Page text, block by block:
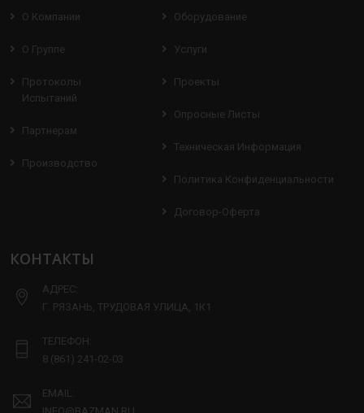
О Компании
О Группе
Протоколы
Испытаний
Партнерам
Производство
Оборудование
Услуги
Проекты
Опросные Листы
Техническая Информация
Политика Конфиденциальности
Договор-Оферта
КОНТАКТЫ
АДРЕС:
Г. РЯЗАНЬ, ТРУДОВАЯ УЛИЦА, 1К1
ТЕЛЕФОН:
8 (861) 241-02-03
EMAIL: